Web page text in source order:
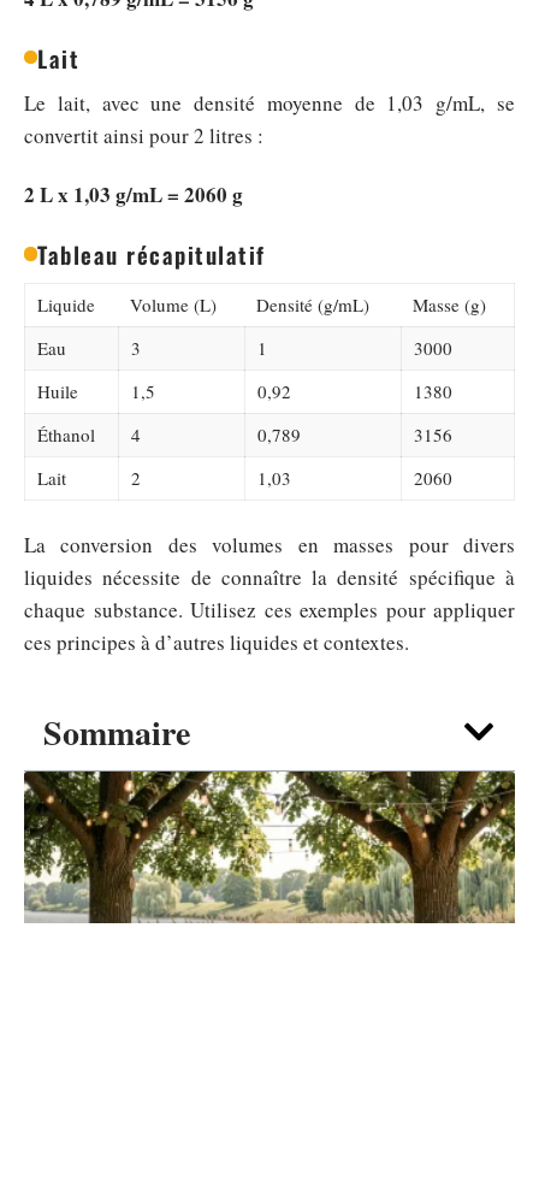
Sommaire
Lait
Le lait, avec une densité moyenne de 1,03 g/mL, se
convertit ainsi pour 2 litres :
2 L x 1,03 g/mL = 2060 g
Tableau récapitulatif
Liquide Volume (L) Densité (g/mL)
Masse (g)
Eau
3 1
3000
Huile
1,5 0,92
1380
Éthanol
4 0,789
3156
Lait
2 1,03 2060
La conversion des volumes en masses pour divers
liquides nécessite de connaître la densité spécifique à
chaque substance. Utilisez ces exemples pour appliquer
ces principes à d’autres liquides et contextes.